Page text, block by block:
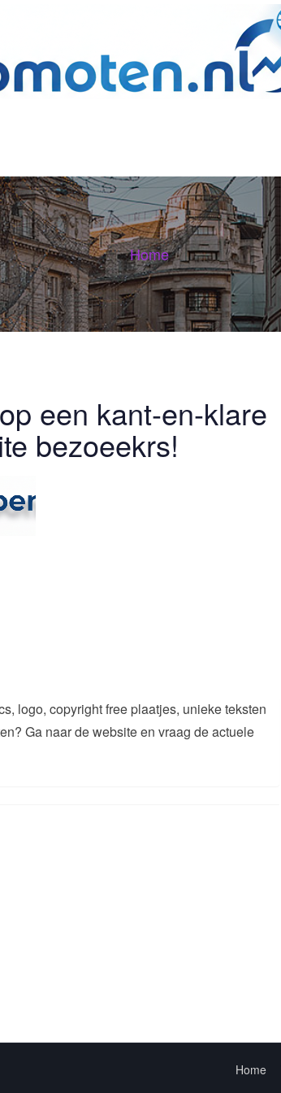
Home
een kant-en-klare
bezoeekrs!
logo, copyright free plaatjes, unieke teksten
Ga naar de website en vraag de actuele
Home